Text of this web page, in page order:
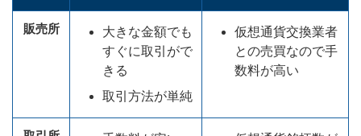
販売所
大きな金額でも
すぐに取引がで
きる
取引方法が単純
仮想通貨交換業者
との売買なので手
数料が高い